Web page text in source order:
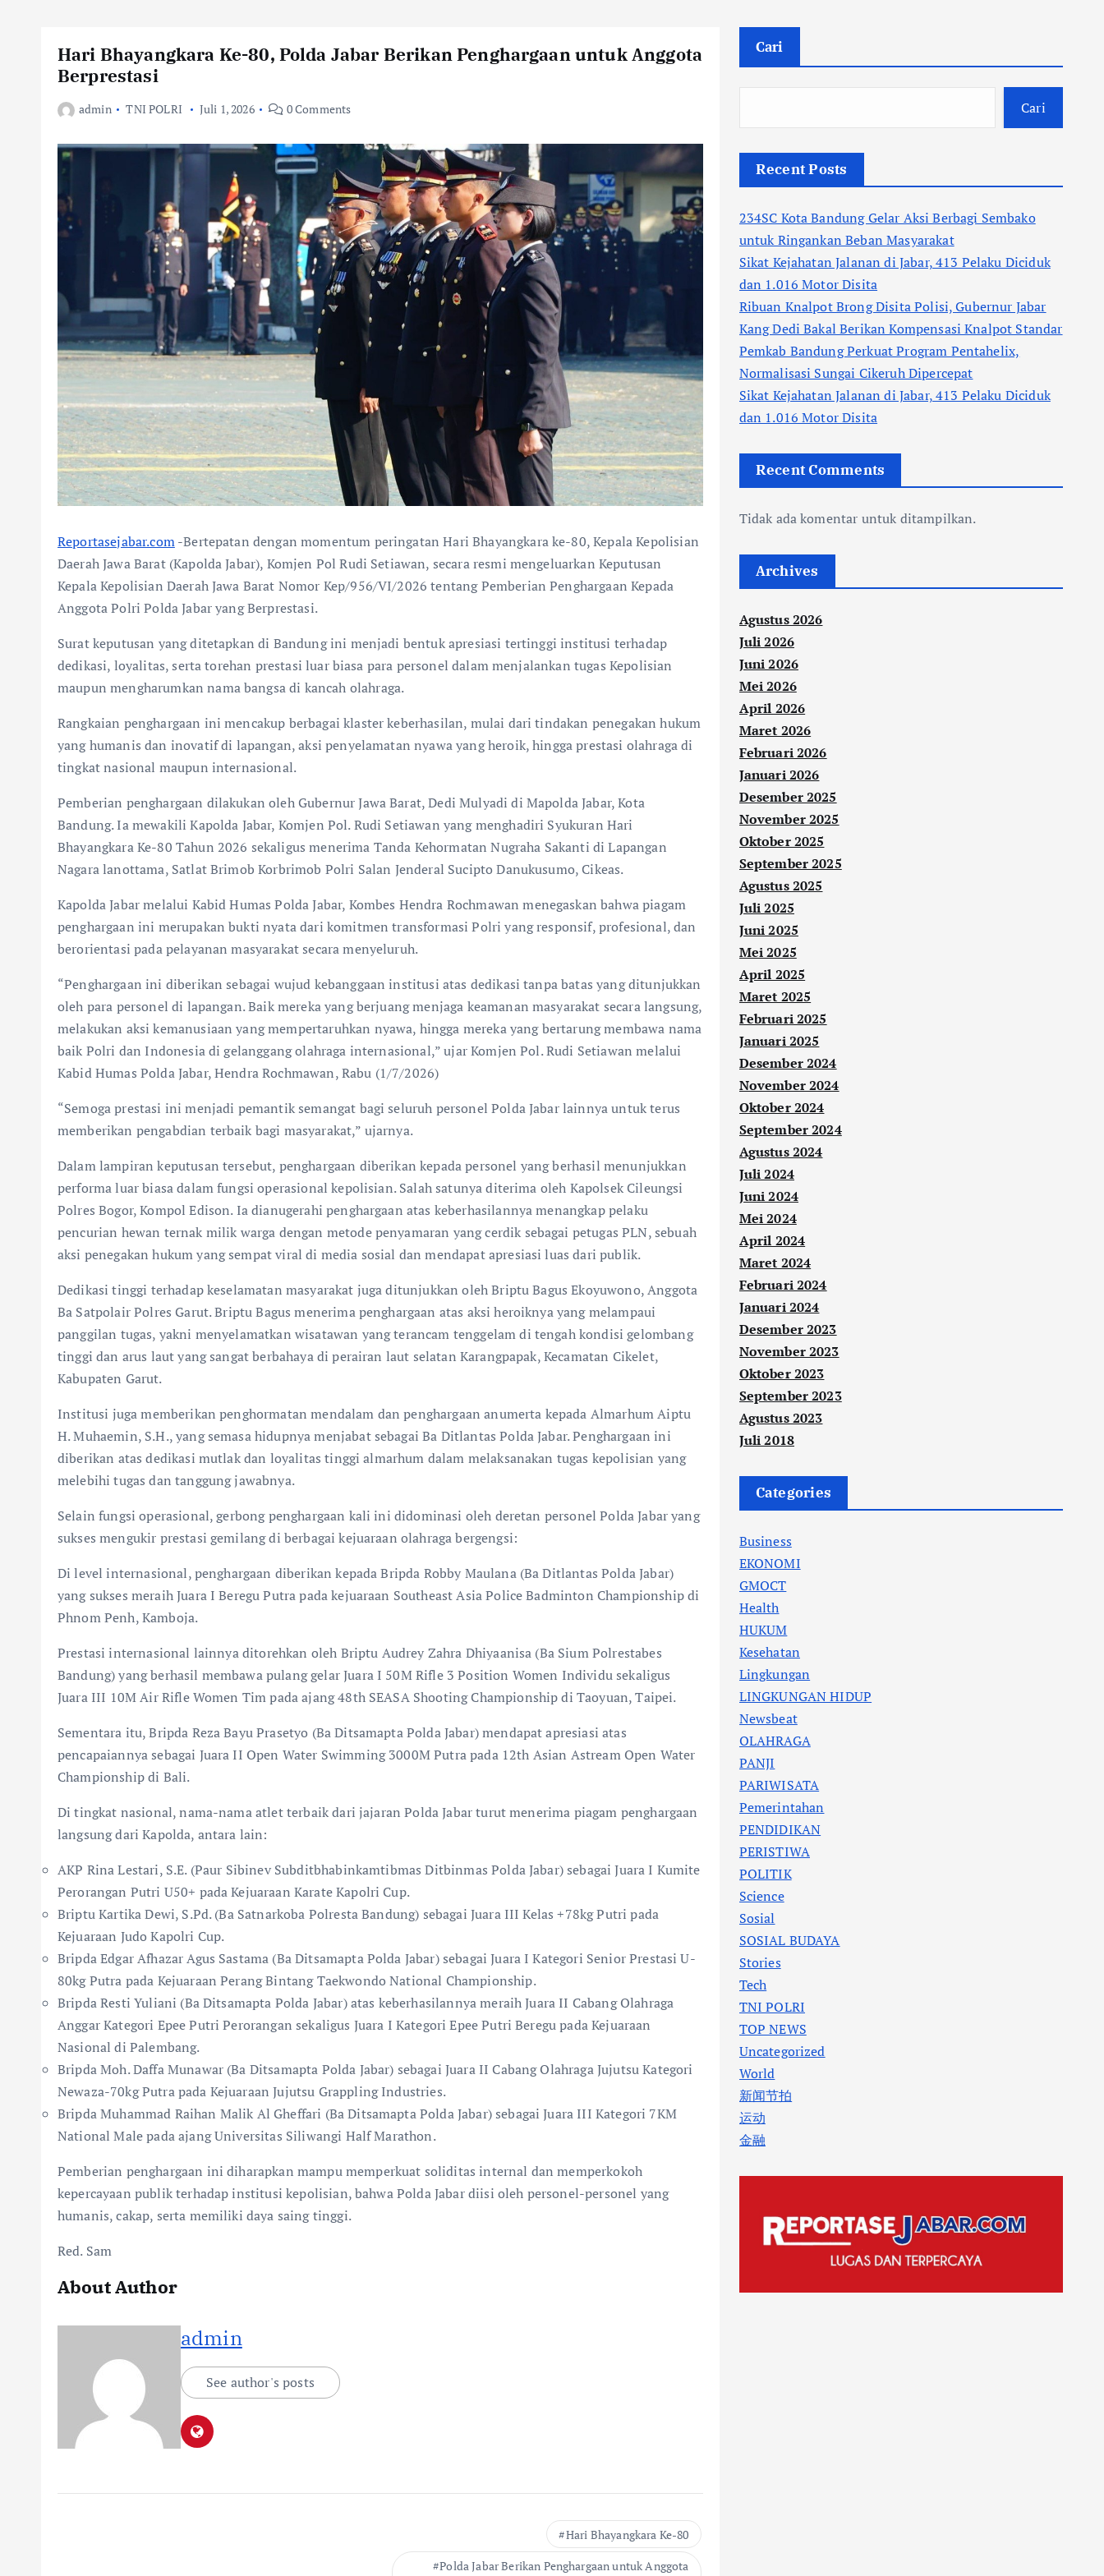
Hari Bhayangkara Ke-80, Polda Jabar Berikan Penghargaan untuk Anggota
Berprestasi
admin TNI POLRI Juli 1, 2026 0 Comments
Reportasejabar.com-Bertepatan dengan momentum peringatan Hari Bhayangkara ke-80, Kepala Kepolisian
Daerah Jawa Barat (Kapolda Jabar), Komjen Pol Rudi Setiawan, secara resmi mengeluarkan Keputusan
Kepala Kepolisian Daerah Jawa Barat Nomor Kep/956/VI/2026 tentang Pemberian Penghargaan Kepada
Anggota Polri Polda Jabar yang Berprestasi.
Surat keputusan yang ditetapkan di Bandung ini menjadi bentuk apresiasi tertinggi institusi terhadap
dedikasi, loyalitas, serta torehan prestasi luar biasa para personel dalam menjalankan tugas Kepolisian
maupun mengharumkan nama bangsa di kancah olahraga.
Rangkaian penghargaan ini mencakup berbagai klaster keberhasilan, mulai dari tindakan penegakan hukum
yang humanis dan inovatif di lapangan, aksi penyelamatan nyawa yang heroik, hingga prestasi olahraga di
tingkat nasional maupun internasional.
Pemberian penghargaan dilakukan oleh Gubernur Jawa Barat, Dedi Mulyadi di Mapolda Jabar, Kota
Bandung. Ia mewakili Kapolda Jabar, Komjen Pol. Rudi Setiawan yang menghadiri Syukuran Hari
Bhayangkara Ke-80 Tahun 2026 sekaligus menerima Tanda Kehormatan Nugraha Sakanti di Lapangan
Nagara lanottama, Satlat Brimob Korbrimob Polri Salan Jenderal Sucipto Danukusumo, Cikeas.
Kapolda Jabar melalui Kabid Humas Polda Jabar, Kombes Hendra Rochmawan menegaskan bahwa piagam
penghargaan ini merupakan bukti nyata dari komitmen transformasi Polri yang responsif, profesional, dan
berorientasi pada pelayanan masyarakat secara menyeluruh.
“Penghargaan ini diberikan sebagai wujud kebanggaan institusi atas dedikasi tanpa batas yang ditunjukkan
oleh para personel di lapangan. Baik mereka yang berjuang menjaga keamanan masyarakat secara langsung,
melakukan aksi kemanusiaan yang mempertaruhkan nyawa, hingga mereka yang bertarung membawa nama
baik Polri dan Indonesia di gelanggang olahraga internasional,” ujar Komjen Pol. Rudi Setiawan melalui
Kabid Humas Polda Jabar, Hendra Rochmawan, Rabu (1/7/2026)
“Semoga prestasi ini menjadi pemantik semangat bagi seluruh personel Polda Jabar lainnya untuk terus
memberikan pengabdian terbaik bagi masyarakat,” ujarnya.
Dalam lampiran keputusan tersebut, penghargaan diberikan kepada personel yang berhasil menunjukkan
performa luar biasa dalam fungsi operasional kepolisian. Salah satunya diterima oleh Kapolsek Cileungsi
Polres Bogor, Kompol Edison. Ia dianugerahi penghargaan atas keberhasilannya menangkap pelaku
pencurian hewan ternak milik warga dengan metode penyamaran yang cerdik sebagai petugas PLN, sebuah
aksi penegakan hukum yang sempat viral di media sosial dan mendapat apresiasi luas dari publik.
Dedikasi tinggi terhadap keselamatan masyarakat juga ditunjukkan oleh Briptu Bagus Ekoyuwono, Anggota
Ba Satpolair Polres Garut. Briptu Bagus menerima penghargaan atas aksi heroiknya yang melampaui
panggilan tugas, yakni menyelamatkan wisatawan yang terancam tenggelam di tengah kondisi gelombang
tinggi dan arus laut yang sangat berbahaya di perairan laut selatan Karangpapak, Kecamatan Cikelet,
Kabupaten Garut.
Institusi juga memberikan penghormatan mendalam dan penghargaan anumerta kepada Almarhum Aiptu
H. Muhaemin, S.H., yang semasa hidupnya menjabat sebagai Ba Ditlantas Polda Jabar. Penghargaan ini
diberikan atas dedikasi mutlak dan loyalitas tinggi almarhum dalam melaksanakan tugas kepolisian yang
melebihi tugas dan tanggung jawabnya.
Selain fungsi operasional, gerbong penghargaan kali ini didominasi oleh deretan personel Polda Jabar yang
sukses mengukir prestasi gemilang di berbagai kejuaraan olahraga bergengsi:
Di level internasional, penghargaan diberikan kepada Bripda Robby Maulana (Ba Ditlantas Polda Jabar)
yang sukses meraih Juara I Beregu Putra pada kejuaraan Southeast Asia Police Badminton Championship di
Phnom Penh, Kamboja.
Prestasi internasional lainnya ditorehkan oleh Briptu Audrey Zahra Dhiyaanisa (Ba Sium Polrestabes
Bandung) yang berhasil membawa pulang gelar Juara I 50M Rifle 3 Position Women Individu sekaligus
Juara III 10M Air Rifle Women Tim pada ajang 48th SEASA Shooting Championship di Taoyuan, Taipei.
Sementara itu, Bripda Reza Bayu Prasetyo (Ba Ditsamapta Polda Jabar) mendapat apresiasi atas
pencapaiannya sebagai Juara II Open Water Swimming 3000M Putra pada 12th Asian Astream Open Water
Championship di Bali.
Di tingkat nasional, nama-nama atlet terbaik dari jajaran Polda Jabar turut menerima piagam penghargaan
langsung dari Kapolda, antara lain:
AKP Rina Lestari, S.E. (Paur Sibinev Subditbhabinkamtibmas Ditbinmas Polda Jabar) sebagai Juara I Kumite
Perorangan Putri U50+ pada Kejuaraan Karate Kapolri Cup.
Briptu Kartika Dewi, S.Pd. (Ba Satnarkoba Polresta Bandung) sebagai Juara III Kelas +78kg Putri pada
Kejuaraan Judo Kapolri Cup.
Bripda Edgar Afhazar Agus Sastama (Ba Ditsamapta Polda Jabar) sebagai Juara I Kategori Senior Prestasi U-
80kg Putra pada Kejuaraan Perang Bintang Taekwondo National Championship.
Bripda Resti Yuliani (Ba Ditsamapta Polda Jabar) atas keberhasilannya meraih Juara II Cabang Olahraga
Anggar Kategori Epee Putri Perorangan sekaligus Juara I Kategori Epee Putri Beregu pada Kejuaraan
Nasional di Palembang.
Bripda Moh. Daffa Munawar (Ba Ditsamapta Polda Jabar) sebagai Juara II Cabang Olahraga Jujutsu Kategori
Newaza-70kg Putra pada Kejuaraan Jujutsu Grappling Industries.
Bripda Muhammad Raihan Malik Al Gheffari (Ba Ditsamapta Polda Jabar) sebagai Juara III Kategori 7KM
National Male pada ajang Universitas Siliwangi Half Marathon.
Pemberian penghargaan ini diharapkan mampu memperkuat soliditas internal dan memperkokoh
kepercayaan publik terhadap institusi kepolisian, bahwa Polda Jabar diisi oleh personel-personel yang
humanis, cakap, serta memiliki daya saing tinggi.
Red. Sam
About Author
admin
See author's posts
Hari Bhayangkara Ke-80
Polda Jabar Berikan Penghargaan untuk Anggota
Cari
Cari
Recent Posts
234SC Kota Bandung Gelar Aksi Berbagi Sembako
untuk Ringankan Beban Masyarakat
Sikat Kejahatan Jalanan di Jabar, 413 Pelaku Diciduk
dan 1.016 Motor Disita
Ribuan Knalpot Brong Disita Polisi, Gubernur Jabar
Kang Dedi Bakal Berikan Kompensasi Knalpot Standar
Pemkab Bandung Perkuat Program Pentahelix,
Normalisasi Sungai Cikeruh Dipercepat
Sikat Kejahatan Jalanan di Jabar, 413 Pelaku Diciduk
dan 1.016 Motor Disita
Recent Comments
Tidak ada komentar untuk ditampilkan.
Archives
Agustus 2026
Juli 2026
Juni 2026
Mei 2026
April 2026
Maret 2026
Februari 2026
Januari 2026
Desember 2025
November 2025
Oktober 2025
September 2025
Agustus 2025
Juli 2025
Juni 2025
Mei 2025
April 2025
Maret 2025
Februari 2025
Januari 2025
Desember 2024
November 2024
Oktober 2024
September 2024
Agustus 2024
Juli 2024
Juni 2024
Mei 2024
April 2024
Maret 2024
Februari 2024
Januari 2024
Desember 2023
November 2023
Oktober 2023
September 2023
Agustus 2023
Juli 2018
Categories
Business
EKONOMI
GMOCT
Health
HUKUM
Kesehatan
Lingkungan
LINGKUNGAN HIDUP
Newsbeat
OLAHRAGA
PANJI
PARIWISATA
Pemerintahan
PENDIDIKAN
PERISTIWA
POLITIK
Science
Sosial
SOSIAL BUDAYA
Stories
Tech
TNI POLRI
TOP NEWS
Uncategorized
World
新闻节拍
运动
金融